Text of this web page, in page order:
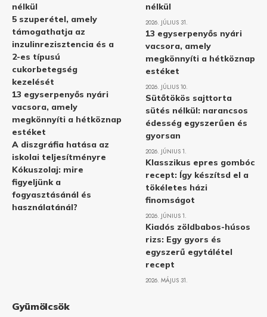
nélkül
5 szuperétel, amely
támogathatja az
inzulinrezisztencia és a
2-es típusú
cukorbetegség
kezelését
13 egyserpenyős nyári
vacsora, amely
megkönnyíti a hétköznap
estéket
A diszgráfia hatása az
iskolai teljesítményre
Kókuszolaj: mire
figyeljünk a
fogyasztásánál és
használatánál?
nélkül
2026. JÚLIUS 31.
13 egyserpenyős nyári
vacsora, amely
megkönnyíti a hétköznap
estéket
2026. JÚLIUS 10.
Sütőtökös sajttorta
sütés nélkül: narancsos
édesség egyszerűen és
gyorsan
2026. JÚNIUS 1.
Klasszikus epres gombóc
recept: Így készítsd el a
tökéletes házi
finomságot
2026. JÚNIUS 1.
Kiadós zöldbabos-húsos
rizs: Egy gyors és
egyszerű egytálétel
recept
2026. MÁJUS 31.
Gyümölcsök